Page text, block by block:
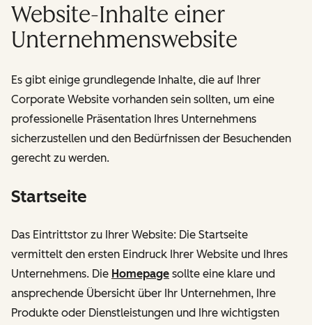
Website-Inhalte einer
Unternehmenswebsite
Es gibt einige grundlegende Inhalte, die auf Ihrer
Corporate Website vorhanden sein sollten, um eine
professionelle Präsentation Ihres Unternehmens
sicherzustellen und den Bedürfnissen der Besuchenden
gerecht zu werden.
Startseite
Das Eintrittstor zu Ihrer Website: Die Startseite
vermittelt den ersten Eindruck Ihrer Website und Ihres
Unternehmens. Die Homepage sollte eine klare und
ansprechende Übersicht über Ihr Unternehmen, Ihre
Produkte oder Dienstleistungen und Ihre wichtigsten